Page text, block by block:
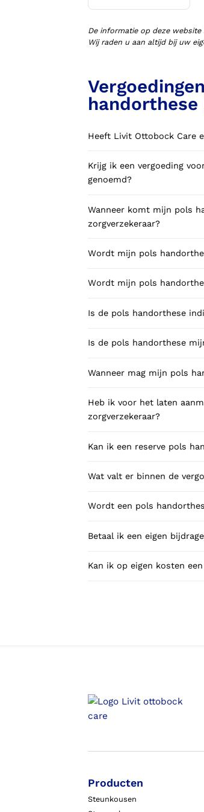
schoenen (VLOS)
De informatie op deze
Wij raden u aan altijd bij uw
Heeft Livit Ottobock Care
Krijg ik een vergoeding voor mijn pols
genoemd?
Wanneer komt mijn pols
zorgverzekeraar?
Wordt mijn pols
Wordt mijn pols
Is de pols handorthese
Is de pols handorthese
Wanneer mag mijn pols
Heb ik voor het laten
zorgverzekeraar?
Kan ik een reserve pols
Wat valt er binnen de
Wordt een pols
Betaal ik een eigen
Kan ik op eigen kosten
Producten
Steunkousen